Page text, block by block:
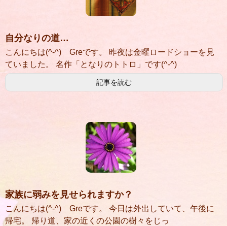
自分なりの道…
こんにちは(^-^) Greです。 昨夜は金曜ロードショーを見
ていました。 名作「となりのトトロ」です(^-^)
記事を読む
家族に弱みを見せられますか？
こんにちは(^-^) Greです。 今日は外出していて、午後に
帰宅。 帰り道、家の近くの公園の樹々をじっ